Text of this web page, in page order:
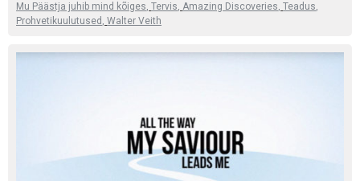
Mu Päästja juhib mind kõiges, Tervis, Amazing Discoveries, Teadus,
Prohvetikuulutused , Walter Veith